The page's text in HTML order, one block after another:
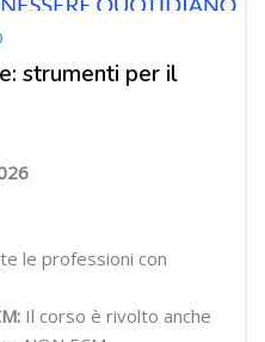
strumenti per il
le professioni con
Il corso è rivolto anche